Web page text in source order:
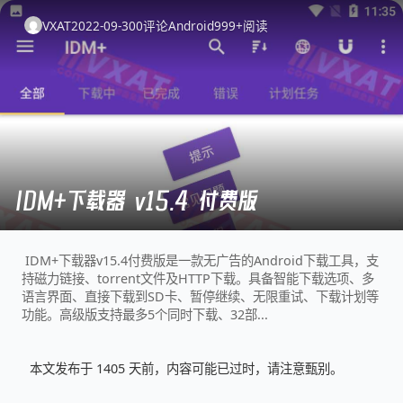
VXAT2022-09-300评论Android999+阅读
IDM+下载器 v15.4 付费版
IDM+下载器v15.4付费版是一款无广告的Android下载工具，支
持磁力链接、torrent文件及HTTP下载。具备智能下载选项、多
语言界面、直接下载到SD卡、暂停继续、无限重试、下载计划等
功能。高级版支持最多5个同时下载、32部...
本文发布于 1405 天前，内容可能已过时，请注意甄别。